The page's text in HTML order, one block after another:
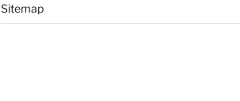
Sitemap